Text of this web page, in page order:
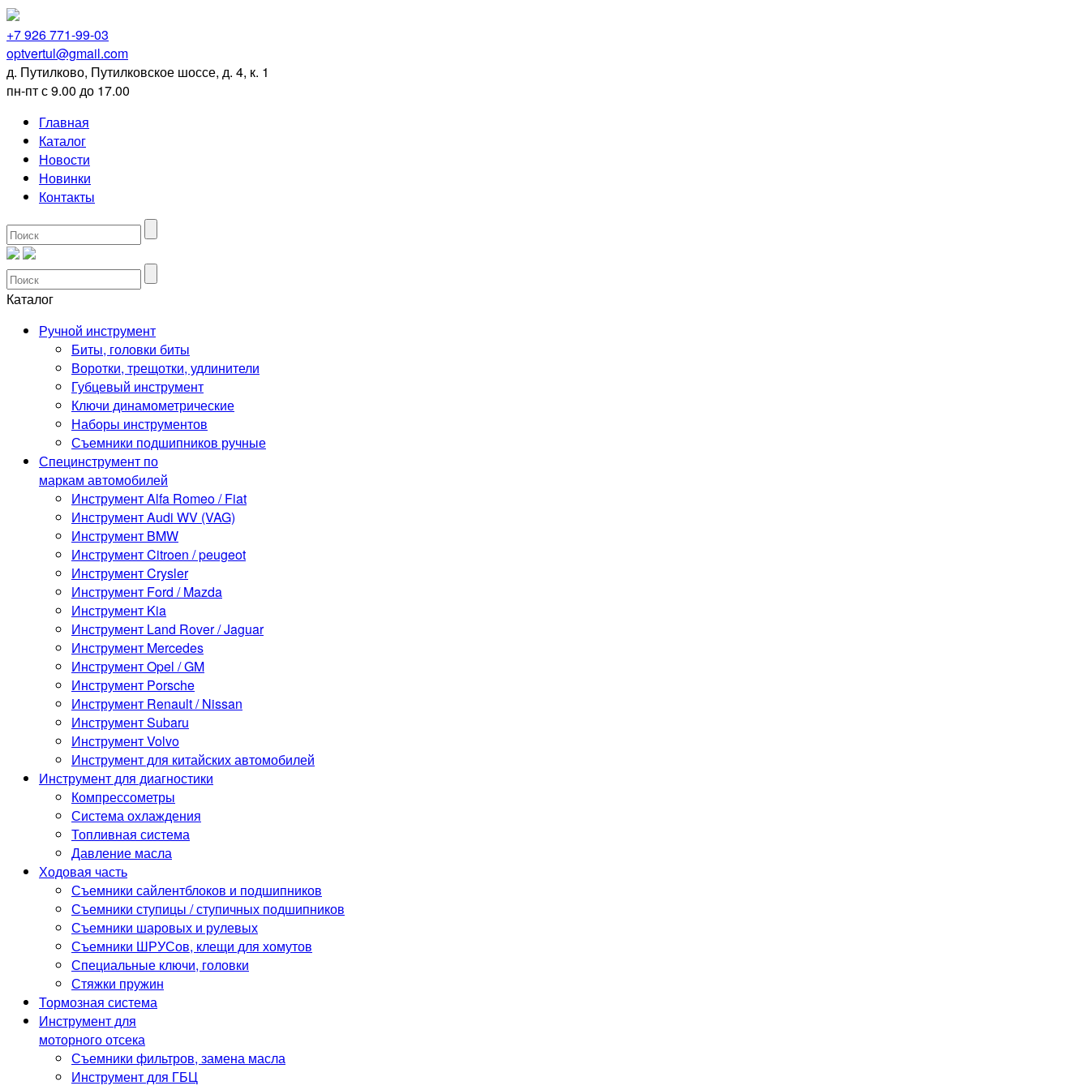
+7 926 771-99-03
optvertul@gmail.com
д. Путилково, Путилковское шоссе, д. 4, к. 1
пн-пт с 9.00 до 17.00
Главная
Каталог
Новости
Новинки
Контакты
Каталог
Ручной инструмент
Биты, головки биты
Воротки, трещотки, удлинители
Губцевый инструмент
Ключи динамометрические
Наборы инструментов
Съемники подшипников ручные
Специнструмент по
маркам автомобилей
Инструмент Alfa Romeo / Fiat
Инструмент Audi WV (VAG)
Инструмент BMW
Инструмент Citroen / peugeot
Инструмент Crysler
Инструмент Ford / Mazda
Инструмент Kia
Инструмент Land Rover / Jaguar
Инструмент Mercedes
Инструмент Opel / GM
Инструмент Porsche
Инструмент Renault / Nissan
Инструмент Subaru
Инструмент Volvo
Инструмент для китайских автомобилей
Инструмент для диагностики
Компрессометры
Система охлаждения
Топливная система
Давление масла
Ходовая часть
Съемники сайлентблоков и подшипников
Съемники ступицы / ступичных подшипников
Съемники шаровых и рулевых
Съемники ШРУСов, клещи для хомутов
Специальные ключи, головки
Стяжки пружин
Тормозная система
Инструмент для
моторного отсека
Съемники фильтров, замена масла
Инструмент для ГБЦ